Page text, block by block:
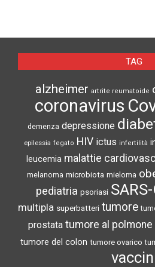
TAG
alzheimer artrite reumatoide
coronavirus
demenza depressione
epilessia fegato HIV ictus infertilità
leucemia malattie
melanoma microbiota mieloma
pediatria psoriasi
multipla superbatteri tumore
prostata tumore al polmone
tumore del colon tumore ovarico